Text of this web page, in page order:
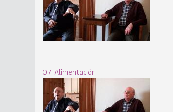
07 Alimentación